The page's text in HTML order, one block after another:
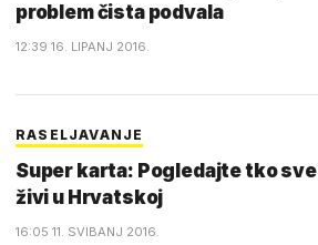
problem čista podvala
12:39 16. LIPANJ 2016.
RASELJAVANJE
Super karta: Pogledajte tko sve
živi u Hrvatskoj
16:05 11. SVIBANJ 2016.